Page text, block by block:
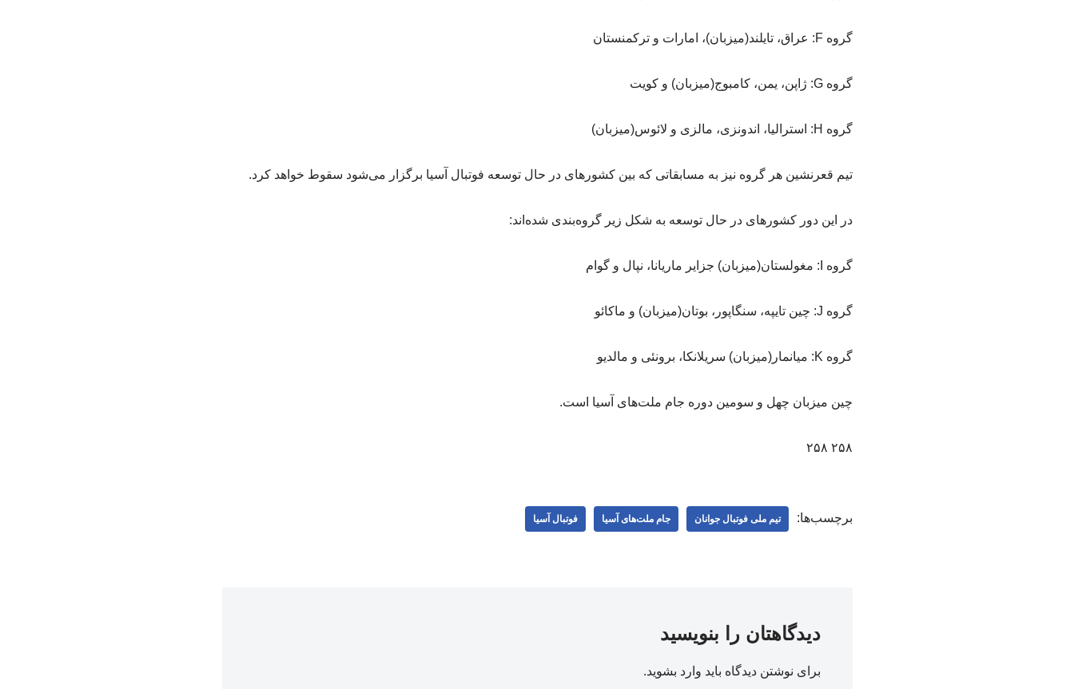
گروه F: عراق، تایلند(میزبان)، امارات و ترکمنستان
گروه G: ژاپن، یمن، کامبوج(میزبان) و کویت
گروه H: استرالیا، اندونزی، مالزی و لائوس(میزبان)
تیم قعرنشین هر گروه نیز به مسابقاتی که بین کشورهای در حال توسعه فوتبال آسیا برگزار می‌شود سقوط خواهد کرد.
در این دور کشورهای در حال توسعه به شکل زیر گروه‌بندی شده‌اند:
گروه I: مغولستان(میزبان) جزایر ماریانا، نپال و گوام
گروه J: چین تایپه، سنگاپور، بوتان(میزبان) و ماکائو
گروه K: میانمار(میزبان) سریلانکا، برونئی و مالدیو
چین میزبان چهل و سومین دوره جام ملت‌های آسیا است.
۲۵۸ ۲۵۸
برچسب‌ها: تیم ملی فوتبال جوانان جام ملت‌‌های آسیا فوتبال آسیا
دیدگاهتان را بنویسید
برای نوشتن دیدگاه باید وارد بشوید.